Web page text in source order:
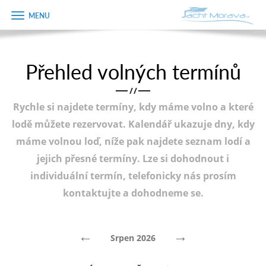
Úvodní strana
Plán plavby
Tipy na výlet
Fotogalerie
Zobrazit
menu
Přehled volných termínů
/ /
Rychle si najdete termíny, kdy máme volno a které
lodě můžete rezervovat. Kalendář ukazuje dny, kdy
máme volnou loď, níže pak najdete seznam lodí a
jejich přesné termíny. Lze si dohodnout i
individuální termín, telefonicky nás prosím
kontaktujte a dohodneme se.
← Srpen 2026 →
Objednávka
dárkového
Jméno
Telefon
E-mail